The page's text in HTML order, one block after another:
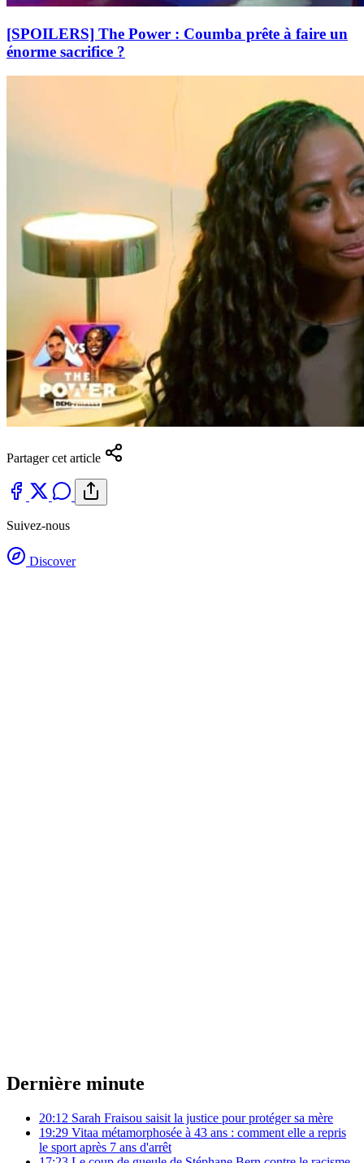
[SPOILERS] The Power : Coumba prête à faire un
énorme sacrifice ?
Partager cet article
Suivez-nous
Discover
Dernière minute
20:12 Sarah Fraisou saisit la justice pour protéger sa mère
19:29 Vitaa métamorphosée à 43 ans : comment elle a repris
le sport après 7 ans d'arrêt